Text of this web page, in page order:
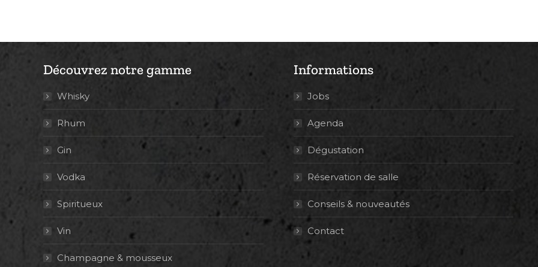
Découvrez notre gamme
Whisky
Rhum
Gin
Vodka
Spiritueux
Vin
Champagne & mousseux
Informations
Jobs
Agenda
Dégustation
Réservation de salle
Conseils & nouveautés
Contact